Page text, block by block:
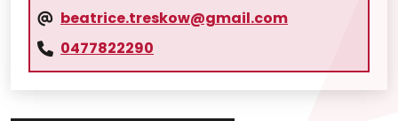
beatrice.treskow@gmail.com
0477822290